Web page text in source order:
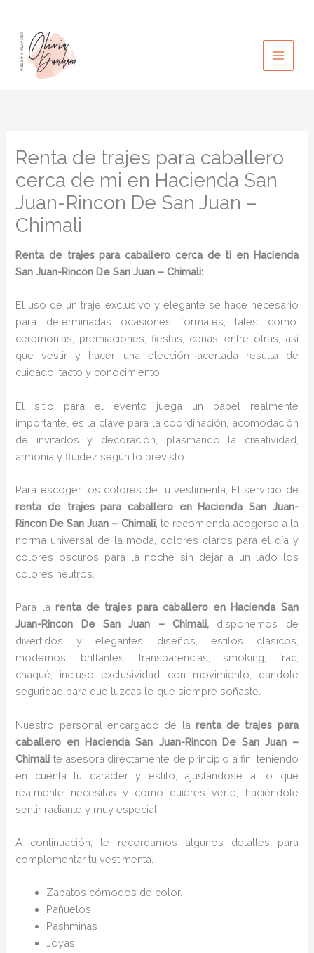
contenido
Renta de trajes para caballero
cerca de mi en Hacienda San
Juan-Rincon De San Juan –
Chimali
Renta de trajes para caballero cerca de ti en Hacienda
San Juan-Rincon De San Juan – Chimali:
El uso de un traje exclusivo y elegante se hace necesario
para determinadas ocasiones formales, tales como:
ceremonias, premiaciones, fiestas, cenas, entre otras, así
que vestir y hacer una elección acertada resulta de
cuidado, tacto y conocimiento.
El sitio para el evento juega un papel realmente
importante, es la clave para la coordinación, acomodación
de invitados y decoración, plasmando la creatividad,
armonía y fluidez según lo previsto.
Para escoger los colores de tu vestimenta, El servicio de
renta de trajes para caballero en Hacienda San Juan-
Rincon De San Juan – Chimali, te recomienda acogerse a la
norma universal de la moda, colores claros para el día y
colores oscuros para la noche sin dejar a un lado los
colores neutros.
Para la renta de trajes para caballero en Hacienda San
Juan-Rincon De San Juan – Chimali, disponemos de
divertidos y elegantes diseños, estilos clásicos,
modernos, brillantes, transparencias, smoking, frac,
chaqué, incluso exclusividad con movimiento, dándote
seguridad para que luzcas lo que siempre soñaste.
Nuestro personal encargado de la renta de trajes para
caballero en Hacienda San Juan-Rincon De San Juan –
Chimali te asesora directamente de principio a fin, teniendo
en cuenta tu carácter y estilo, ajustándose a lo que
realmente necesitas y cómo quieres verte, haciéndote
sentir radiante y muy especial.
A continuación, te recordamos algunos detalles para
complementar tu vestimenta.
Zapatos cómodos de color.
Pañuelos
Pashminas
Joyas